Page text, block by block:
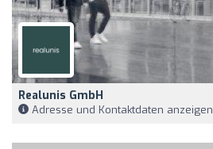
Realunis GmbH
Adresse und Kontaktdaten anzeigen